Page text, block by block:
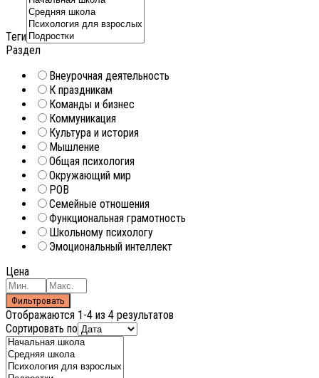
Теги
Раздел
Внеурочная деятельность
К праздникам
Команды и бизнес
Коммуникация
Культура и история
Мышление
Общая психология
Окружающий мир
РОВ
Семейные отношения
Функциональная грамотность
Школьному психологу
Эмоциональный интеллект
Цена
Фильтровать
Отображаются 1-4 из 4 результатов
Сортировать по